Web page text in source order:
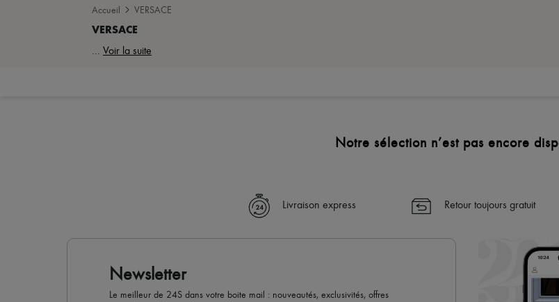
Accueil VERSACE
... Voir la suite
Notre sélection n’est pas encore
Livraison express Retour toujours gratuit
Newsletter
Le meilleur de 24S dans votre boite mail : nouveautés, exclusivités, offres